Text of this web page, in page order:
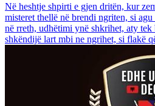
Në heshtje shpirti e gjen dritën, kur
misteret thellë në brendi ngriten, si
në rreth, udhëtimi ynë shkrihet, aty
shkëndijë lart mbi ne ngrihet, si flakë